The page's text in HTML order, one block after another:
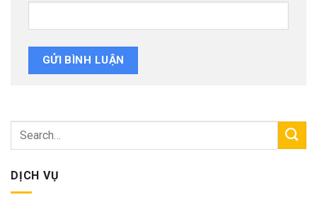
DỊCH VỤ